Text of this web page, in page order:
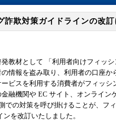
マンガでわかるフィッシン
欺対策ガイドラインの改訂
教材として 「利用者向けフィッ
情報を盗み取り、利用者の口座
ビスを利用する消費者がフィッ
融機関や EC サイト、オンライ
での対策を呼び掛けることが、
を改訂いたしました。